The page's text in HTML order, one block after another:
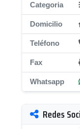
Categoria
Domicilio
Teléfono
Fax
Whatsapp
Redes